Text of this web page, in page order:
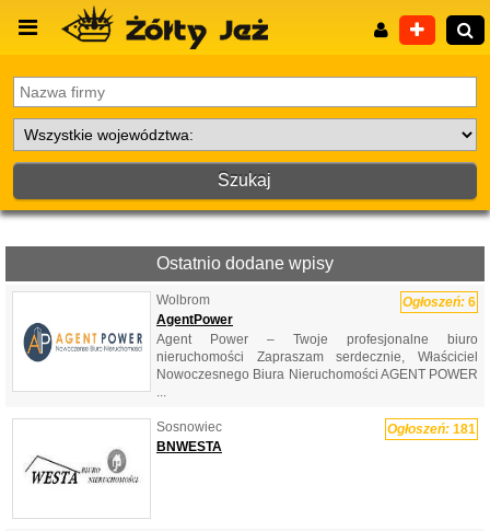
Wyszukiwanie zaawansowane
Ostatnio dodane wpisy
Wolbrom Ogłoszeń: 6
AgentPower
Agent Power – Twoje profesjonalne biuro
nieruchomości Zapraszam serdecznie, Właściciel
Nowoczesnego Biura Nieruchomości AGENT POWER
...
Sosnowiec Ogłoszeń: 181
BNWESTA